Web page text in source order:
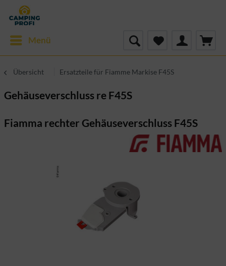
Menü
Übersicht Ersatzteile für Fiamme Markise F45S
Gehäuseverschluss re F45S
Fiamma rechter Gehäuseverschluss F45S